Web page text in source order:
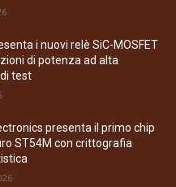
i nuovi relè SiC-MOSFET
di potenza ad alta
test
presenta il primo chip
ST54M con crittografia